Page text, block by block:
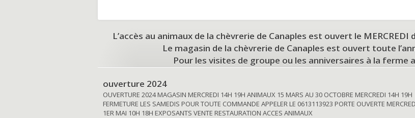
L’accès au animaux de la chèvrerie de Canaples est ouvert le MERCREDI
Le magasin de la chèvrerie de Canaples est ouvert toute
Pour les visites de groupe ou les anniversaires à la ferme
ouverture 2024
OUVERTURE 2024 MAGASIN MERCREDI 14H 19H ANIMAUX 15 MARS AU 30 OCTOBRE MERCREDI 14H 19H
FERMETURE LES SAMEDIS POUR TOUTE COMMANDE APPELER LE 0613113923 PORTE OUVERTE
1ER MAI 10H 18H EXPOSANTS VENTE RESTAURATION ACCES ANIMAUX